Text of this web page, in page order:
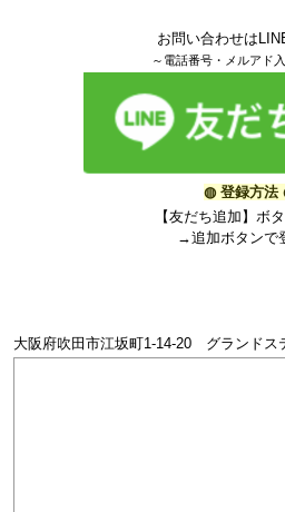
お問い合わせは
～電話番号・メルアド
◍ 登録方法
【友だち追加】ボ
→追加ボタンで
大阪府吹田市江坂町1-14-20 グランドス